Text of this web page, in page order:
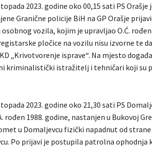
2023. godine oko 00,15 sati PS
Granične policije BiH na GP Orašje
vozila, kojim je upravljao O.Ć.
pločice na vozilu nisu izvorne te
„Krivotvorenje isprave“. Na mjesto
kriminalistički istražitelj i tehničari koji su
2023. godine oko 21,30 sati PS
rođen 1988. godine, nastanjen u Bukovoj
u Domaljevcu fizički napadnut od strane
Po prijavi je postupila patrolna ophodnja